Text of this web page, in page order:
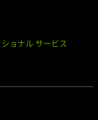
ョナル サービス